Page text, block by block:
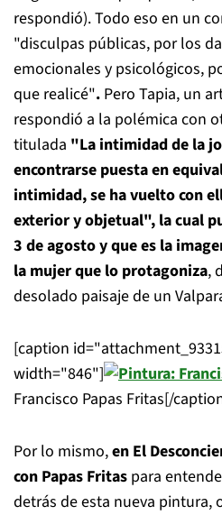
respondió). Todo eso en un
"disculpas públicas, por los
emocionales y psicológicos,
que realicé". Pero Tapia, un
respondió a la polémica con
titulada "La intimidad de la
encontrarse puesta en
intimidad, se ha vuelto con
exterior y objetual", la cual
3 de agosto y que es la
la mujer que lo protagoniza,
desolado paisaje de un
[caption
width="846"]
Francisco Papas Fritas[/
Por lo mismo,en El
con Papas Fritas para
detrás de esta nueva pintura,